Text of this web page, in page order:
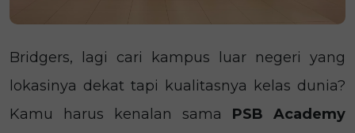
Bridgers, lagi cari kampus luar negeri yang
lokasinya dekat tapi kualitasnya kelas dunia?
Kamu harus kenalan sama PSB Academy